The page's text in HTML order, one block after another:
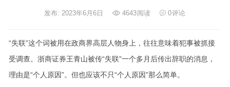
发布: 2023年6月6日 4643阅读 0评论
“失联”这个词被用在政商界高层人物身上，往往意味着犯事被抓接
受调查。浙商证券王青山被传“失联”一个多月后传出辞职的消息，
理由是“个人原因”。但也应该不只“个人原因”那么简单。